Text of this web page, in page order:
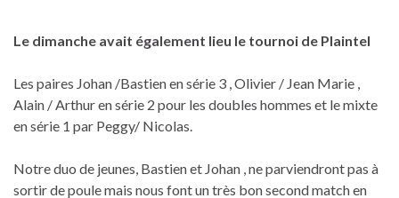
Le dimanche avait également lieu le tournoi de Plaintel
Les paires Johan /Bastien en série 3 , Olivier / Jean Marie ,
Alain / Arthur en série 2 pour les doubles hommes et le mixte
en série 1 par Peggy/ Nicolas.
Notre duo de jeunes, Bastien et Johan , ne parviendront pas à
sortir de poule mais nous font un très bon second match en